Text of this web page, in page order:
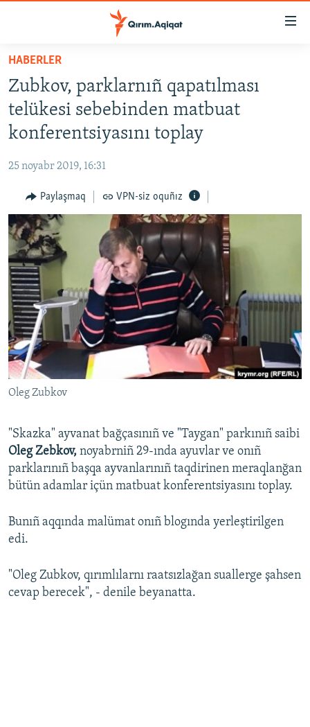
Esas
qaytmaq
Baş
navigatsiyağa
qaytmaq
Qıdıruvğa
qaytmaq
HABERLER
SİYASET
İQTİSADİYAT
MEDENİYET
İNSAN AQLARI
VİDEO
SÜRET
BLOGLAR
FİKİR
Русский
Українською
QOŞULIÑIZ!
RFE/RS bütün saytları
HABERLER
Zubkov, parklarnıñ qapatılması
telükesi sebebinden matbuat
konferentsiyasını toplay
25 noyabr 2019, 16:31
Paylaşmaq VPN-siz oquñız
Oleg Zubkov
"Skazka" ayvanat bağçasınıñ ve "Taygan" parkınıñ saibi
Oleg Zebkov, noyabrniñ 29-ında ayuvlar ve onıñ
parklarınıñ başqa ayvanlarınıñ taqdirinen meraqlanğan
bütün adamlar içün matbuat konferentsiyasını toplay.
Bunıñ aqqında malümat onıñ blogında yerleştirilgen
edi.
"Oleg Zubkov, qırımlılarnı raatsızlağan suallerge şahsen
cevap berecek", - denile beyanatta.